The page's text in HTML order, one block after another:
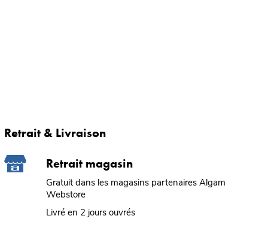
Retrait & Livraison
Retrait magasin
Gratuit dans les magasins partenaires Algam
Webstore
Livré en 2 jours ouvrés